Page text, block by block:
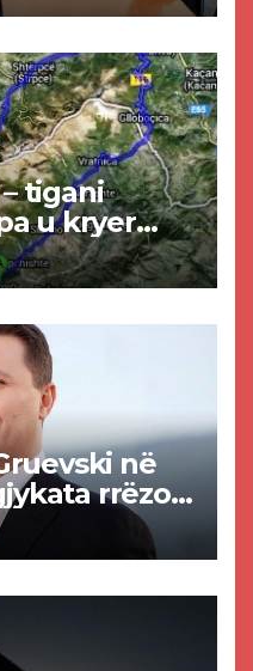
tigani
u kryer
komuna e
për
në
rrëzon
e
së